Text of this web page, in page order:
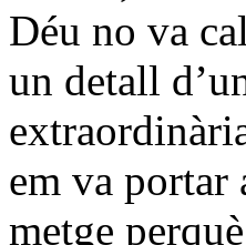
Déu no va
un detall
em va portar
metge